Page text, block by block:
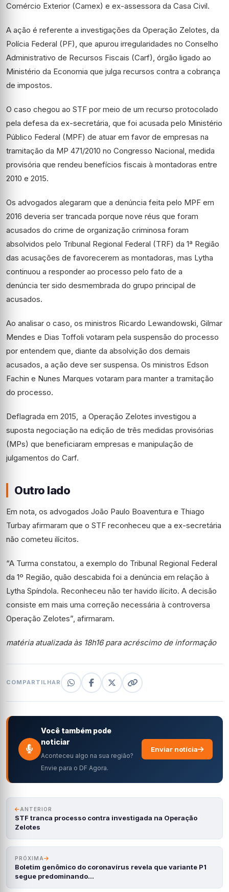
Comércio Exterior (Camex) e ex-assessora da Casa Civil.
A ação é referente a investigações da Operação Zelotes, da
Polícia Federal (PF), que apurou irregularidades no Conselho
Administrativo de Recursos Fiscais (Carf), órgão ligado ao
Ministério da Economia que julga recursos contra a cobrança
de impostos.
O caso chegou ao STF por meio de um recurso protocolado
pela defesa da ex-secretária, que foi acusada pelo Ministério
Público Federal (MPF) de atuar em favor de empresas na
tramitação da MP 471/2010 no Congresso Nacional, medida
provisória que rendeu benefícios fiscais à montadoras entre
2010 e 2015.
Os advogados alegaram que a denúncia feita pelo MPF em
2016 deveria ser trancada porque nove réus que foram
acusados do crime de organização criminosa foram
absolvidos pelo Tribunal Regional Federal (TRF) da 1ª Região
das acusações de favorecerem as montadoras, mas Lytha
continuou a responder ao processo pelo fato de a
denúncia ter sido desmembrada do grupo principal de
acusados.
Ao analisar o caso, os ministros Ricardo Lewandowski, Gilmar
Mendes e Dias Toffoli votaram pela suspensão do processo
por entendem que, diante da absolvição dos demais
acusados, a ação deve ser suspensa. Os ministros Edson
Fachin e Nunes Marques votaram para manter a tramitação
do processo.
Deflagrada em 2015, a Operação Zelotes investigou a
suposta negociação na edição de três medidas provisórias
(MPs) que beneficiaram empresas e manipulação de
julgamentos do Carf.
Outro lado
Em nota, os advogados João Paulo Boaventura e Thiago
Turbay afirmaram que o STF reconheceu que a ex-secretária
não cometeu ilícitos.
“A Turma constatou, a exemplo do Tribunal Regional Federal
da 1º Região, quão descabida foi a denúncia em relação à
Lytha Spíndola. Reconheceu não ter havido ilícito. A decisão
consiste em mais uma correção necessária à controversa
Operação Zelotes”, afirmaram.
matéria atualizada às 18h16 para acréscimo de informação
COMPARTILHAR
Você também pode
noticiar
Aconteceu algo na sua região?
Envie para o DF Agora.
Enviar notícia
ANTERIOR
STF tranca processo contra investigada na Operação
Zelotes
PRÓXIMA
Boletim genômico do coronavírus revela que variante P1
segue predominando…